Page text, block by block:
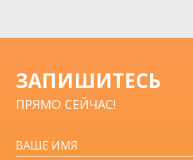
ЗАПИШИТЕСЬ
ПРЯМО СЕЙЧАС!